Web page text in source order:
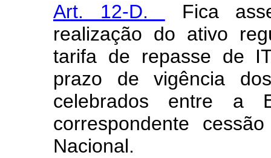
Art. 12-D.
Fica
realização do ativo
tarifa de repasse de
prazo de vigência
celebrados entre a
correspondente
Nacional.